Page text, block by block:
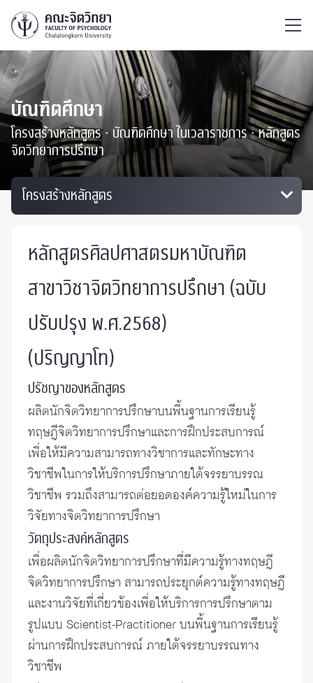
บัณฑิตศึกษา
โครงสร้างหลักสูตร ∙ บัณฑิตศึกษา ในเวลาราชการ ∙ หลักสูตร
จิตวิทยาการปรึกษา
หลักสูตรศิลปศาสตรมหาบัณฑิต
สาขาวิชาจิตวิทยาการปรึกษา (ฉบับ
ปรับปรุง พ.ศ.2568)
(ปริญญาโท)
ปรัชญาของหลักสูตร
ผลิตนักจิตวิทยาการปรึกษาบนพื้นฐานการเรียนรู้
ทฤษฎีจิตวิทยาการปรึกษาและการฝึกประสบการณ์
เพื่อให้มีความสามารถทางวิชาการและทักษะทาง
วิชาชีพในการให้บริการปรึกษาภายใต้จรรยาบรรณ
วิชาชีพ รวมถึงสามารถต่อยอดองค์ความรู้ใหม่ในการ
วิจัยทางจิตวิทยาการปรึกษา
วัตถุประสงค์หลักสูตร
เพื่อผลิตนักจิตวิทยาการปรึกษาที่มีความรู้ทางทฤษฎี
จิตวิทยาการปรึกษา สามารถประยุกต์ความรู้ทางทฤษฎี
และงานวิจัยที่เกี่ยวข้องเพื่อให้บริการการปรึกษาตาม
รูปแบบ Scientist-Practitioner บนพื้นฐานการเรียนรู้
ผ่านการฝึกประสบการณ์ ภายใต้จรรยาบรรณทาง
วิชาชีพ